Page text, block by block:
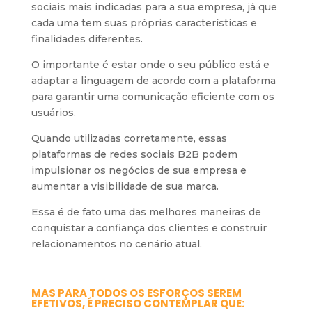
sociais mais indicadas para a sua empresa, já que
cada uma tem suas próprias características e
finalidades diferentes.
O importante é estar onde o seu público está e
adaptar a linguagem de acordo com a plataforma
para garantir uma comunicação eficiente com os
usuários.
Quando utilizadas corretamente, essas
plataformas de redes sociais B2B podem
impulsionar os negócios de sua empresa e
aumentar a visibilidade de sua marca.
Essa é de fato uma das melhores maneiras de
conquistar a confiança dos clientes e construir
relacionamentos no cenário atual.
MAS PARA TODOS OS ESFORÇOS SEREM
EFETIVOS, É PRECISO CONTEMPLAR QUE: